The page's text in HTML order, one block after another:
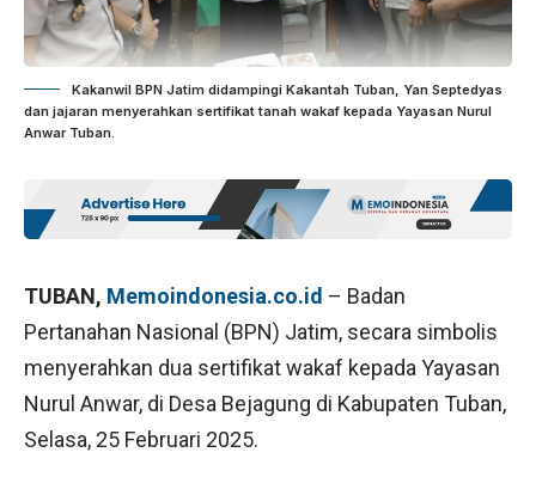
Kakanwil BPN Jatim didampingi Kakantah Tuban, Yan Septedyas
dan jajaran menyerahkan sertifikat tanah wakaf kepada Yayasan Nurul
Anwar Tuban.
TUBAN, Memoindonesia.co.id – Badan
Pertanahan Nasional (BPN) Jatim, secara simbolis
menyerahkan dua sertifikat wakaf kepada Yayasan
Nurul Anwar, di Desa Bejagung di Kabupaten Tuban,
Selasa, 25 Februari 2025.